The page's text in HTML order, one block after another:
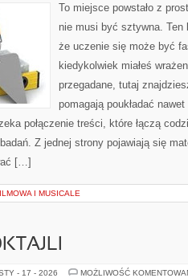
To miejsce powstało z
nie musi być sztywna.
że uczenie się może być
kiedykolwiek miałeś
przegadane, tutaj
pomagają poukładać
połączenie treści, które łączą
Z jednej strony pojawiają się
[…]
I MUSICALE
- 17 - 2026 MOŻLIWOŚĆ